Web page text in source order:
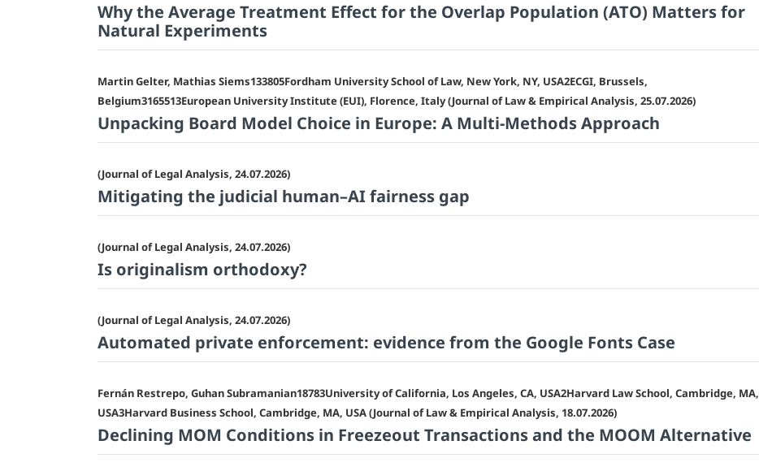
Why the Average Treatment Effect for the Overlap Population (ATO) Matters for
Natural Experiments
Martin Gelter, Mathias Siems133805Fordham University School of Law, New York, NY, USA2ECGI, Brussels,
Belgium3165513European University Institute (EUI), Florence, Italy (Journal of Law & Empirical Analysis, 25.07.2026)
Unpacking Board Model Choice in Europe: A Multi-Methods Approach
(Journal of Legal Analysis, 24.07.2026)
Mitigating the judicial human–AI fairness gap
(Journal of Legal Analysis, 24.07.2026)
Is originalism orthodoxy?
(Journal of Legal Analysis, 24.07.2026)
Automated private enforcement: evidence from the Google Fonts Case
Fernán Restrepo, Guhan Subramanian18783University of California, Los Angeles, CA, USA2Harvard Law School, Cambridge, MA,
USA3Harvard Business School, Cambridge, MA, USA (Journal of Law & Empirical Analysis, 18.07.2026)
Declining MOM Conditions in Freezeout Transactions and the MOOM Alternative